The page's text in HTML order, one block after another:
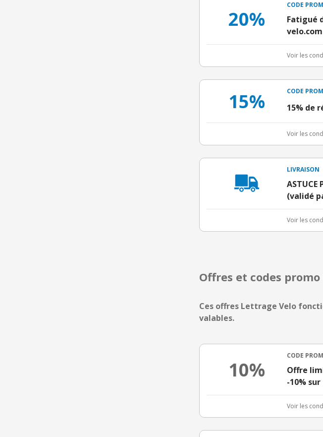
20%
CODE
Fatigué
Voir les
15% CODE
15% de
Voir les
LIVRAISON
(validé
Voir les
Offres et codes
Ces offres Lettrage Velo
valables.
10%
CODE
Offre
-10%
Voir les